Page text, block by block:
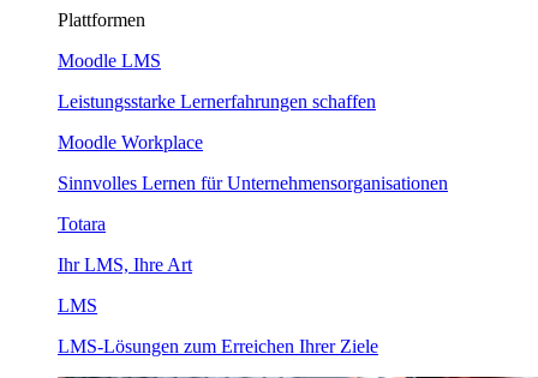
Plattformen
Moodle LMS
Leistungsstarke Lernerfahrungen schaffen
Moodle Workplace
Sinnvolles Lernen für Unternehmensorganisationen
Totara
Ihr LMS, Ihre Art
LMS
LMS-Lösungen zum Erreichen Ihrer Ziele